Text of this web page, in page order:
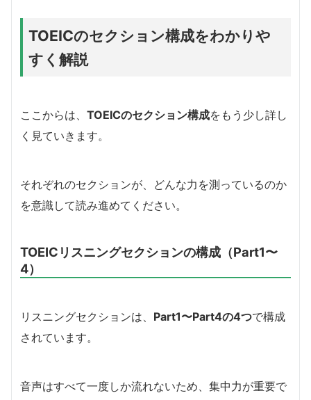
TOEICのセクション構成をわかりや
すく解説
ここからは、 TOEICのセクション構成をもう少し詳し
く見ていきます。
それぞれのセクションが、どんな力を測っているのか
を意識して読み進めてください。
TOEICリスニングセクションの構成（Part1〜
4）
リスニングセクションは、 Part1〜Part4の4つで構成
されています。
音声はすべて一度しか流れないため、集中力が重要で